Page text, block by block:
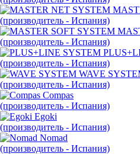
(производитель - Испания)
(производитель - Испания)
(производитель - Испания)
WAVE
(производитель - Испания)
Compas
(производитель - Испания)
Egoki
(производитель - Испания)
Nomad
(производитель - Испания)